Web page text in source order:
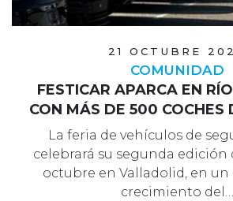
21 OCTUBRE
COMUNIDAD
FESTICAR APARCA EN
CON MÁS DE 500 COCHES
La feria de vehículos de
celebrará su segunda edición
octubre en Valladolid, en
crecimiento del…